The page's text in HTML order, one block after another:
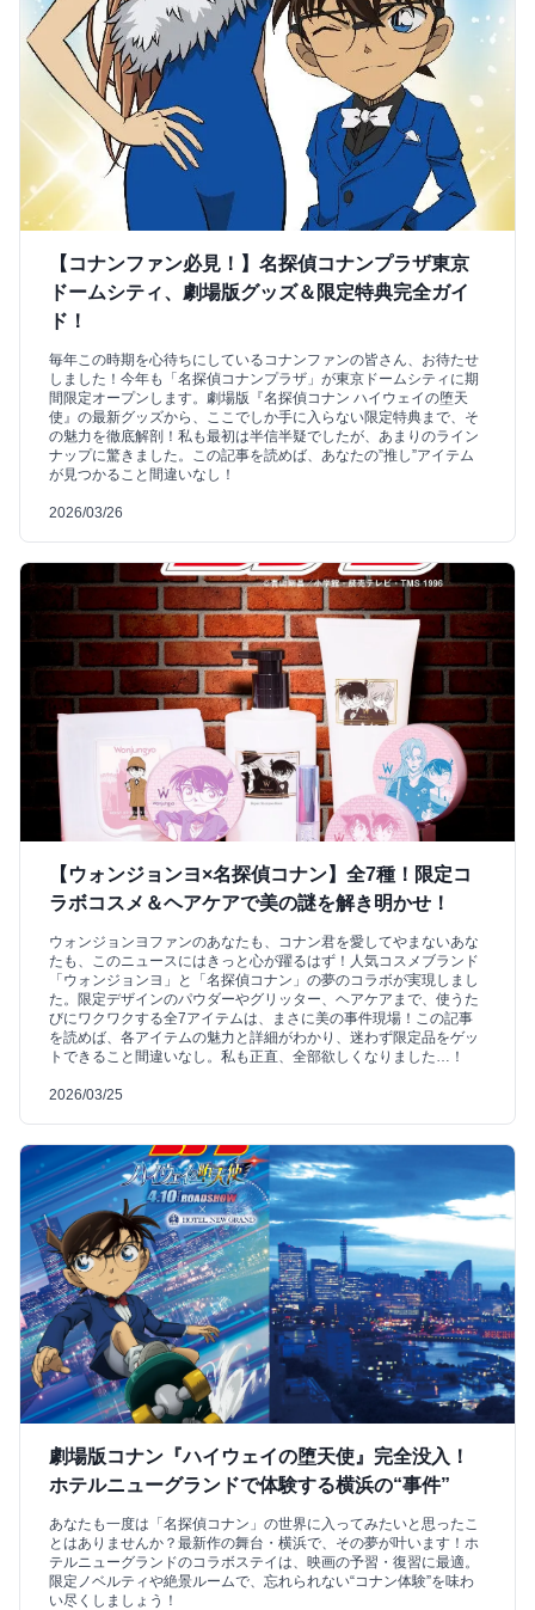
【コナンファン必見！】名探偵コナンプラザ東京
ドームシティ、劇場版グッズ＆限定特典完全ガイ
ド！
毎年この時期を心待ちにしているコナンファンの皆さん、お待たせ
しました！今年も「名探偵コナンプラザ」が東京ドームシティに期
間限定オープンします。劇場版『名探偵コナン ハイウェイの堕天
使』の最新グッズから、ここでしか手に入らない限定特典まで、そ
の魅力を徹底解剖！私も最初は半信半疑でしたが、あまりのライン
ナップに驚きました。この記事を読めば、あなたの”推し”アイテム
が見つかること間違いなし！
2026/03/26
【ウォンジョンヨ×名探偵コナン】全7種！限定コ
ラボコスメ＆ヘアケアで美の謎を解き明かせ！
ウォンジョンヨファンのあなたも、コナン君を愛してやまないあな
たも、このニュースにはきっと心が躍るはず！人気コスメブランド
「ウォンジョンヨ」と「名探偵コナン」の夢のコラボが実現しまし
た。限定デザインのパウダーやグリッター、ヘアケアまで、使うた
びにワクワクする全7アイテムは、まさに美の事件現場！この記事
を読めば、各アイテムの魅力と詳細がわかり、迷わず限定品をゲッ
トできること間違いなし。私も正直、全部欲しくなりました…！
2026/03/25
劇場版コナン『ハイウェイの堕天使』完全没入！
ホテルニューグランドで体験する横浜の“事件”
あなたも一度は「名探偵コナン」の世界に入ってみたいと思ったこ
とはありませんか？最新作の舞台・横浜で、その夢が叶います！ホ
テルニューグランドのコラボステイは、映画の予習・復習に最適。
限定ノベルティや絶景ルームで、忘れられない“コナン体験”を味わ
い尽くしましょう！